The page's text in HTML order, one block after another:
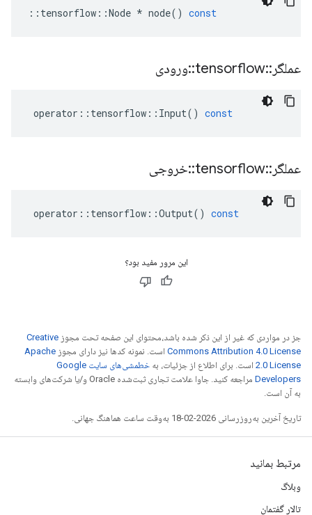
:: tensorflow ::Node * node() const
عملگر ::
tensorflow
::ورودی
operator :: tensorflow :: Input() const
عملگر ::
tensorflow
::خروجی
operator :: tensorflow ::Output() const
این مرور مفید بود؟
جز در مواردی که غیر از این ذکر شده باشد،‌محتوای این صفحه تحت مجوز Creative
Commons Attribution 4.0 License است. نمونه کدها نیز دارای مجوز Apache
2.0 License است. برای اطلاع از جزئیات، به
خطمشی‌های سایت Google
Developers‏
مراجعه کنید. جاوا علامت تجاری ثبت‌شده Oracle و/یا شرکت‌های وابسته
به آن است.
تاریخ آخرین به‌روزرسانی 2026-02-18 به‌وقت ساعت هماهنگ جهانی.
مرتبط بمانید
وبلاگ
تالار گفتمان